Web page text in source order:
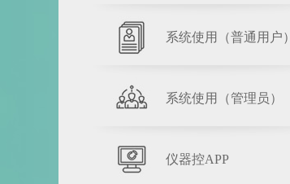
系统使用（普通用户）
系统使用（管理员）
仪器控APP